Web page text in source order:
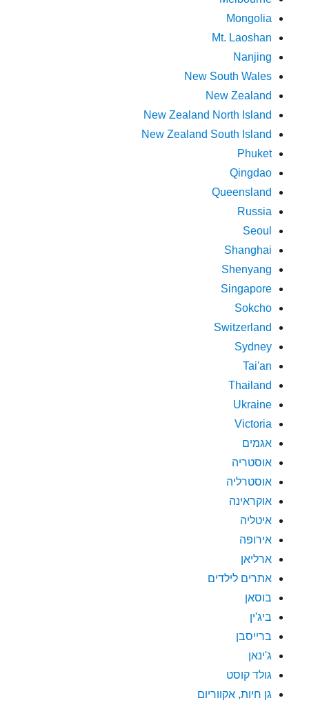
Mongolia
Mt. Laoshan
Nanjing
New South Wales
New Zealand
New Zealand North Island
New Zealand South Island
Phuket
Qingdao
Queensland
Russia
Seoul
Shanghai
Shenyang
Singapore
Sokcho
Switzerland
Sydney
Tai'an
Thailand
Ukraine
Victoria
אגמים
אוסטריה
אוסטרליה
אוקראינה
איטליה
אירופה
ארליאן
אתרים לילדים
בוסאן
ביג'ין
ברייסבן
ג'ינאן
גולד קוסט
גן חיות, אקווריום